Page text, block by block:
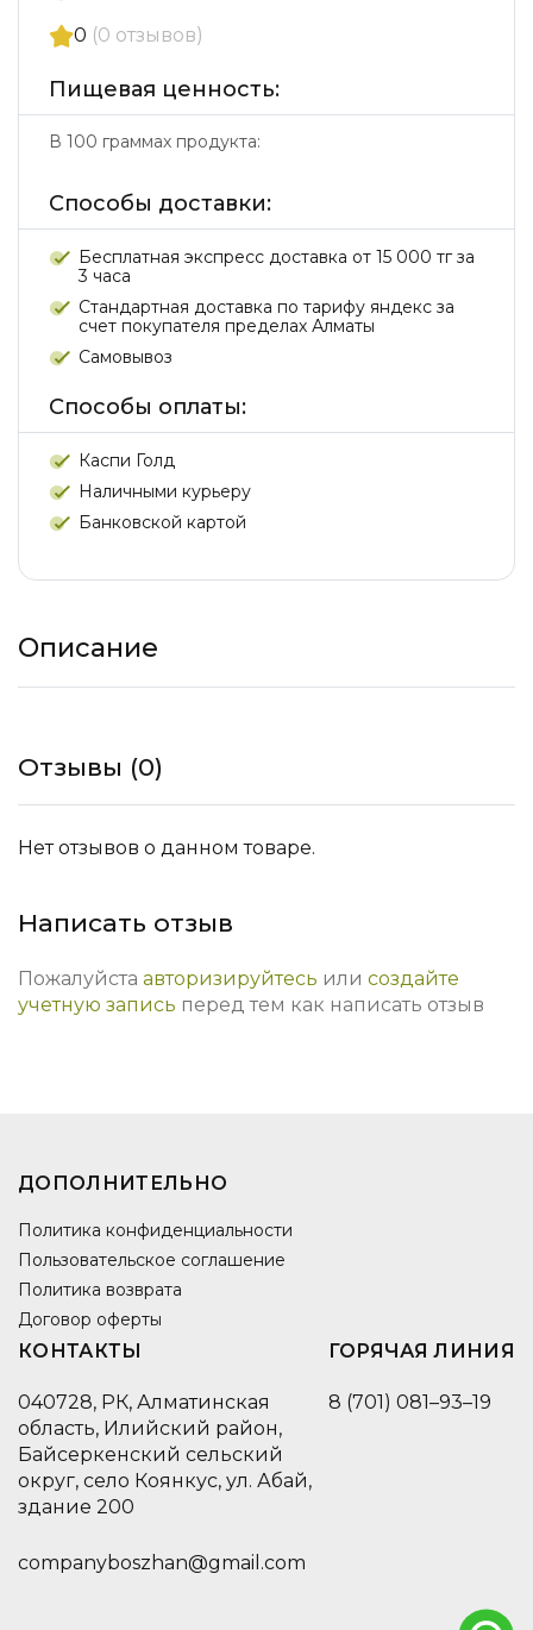
0 (0 отзывов)
Пищевая ценность:
В 100 граммах продукта:
Способы доставки:
Бесплатная экспресс доставка от 15 000 тг за
3 часа
Стандартная доставка по тарифу яндекс за
счет покупателя пределах Алматы
Самовывоз
Способы оплаты:
Каспи Голд
Наличными курьеру
Банковской картой
Описание
Отзывы (0)
Нет отзывов о данном товаре.
Написать отзыв
Пожалуйста авторизируйтесь или создайте
учетную запись перед тем как написать отзыв
ДОПОЛНИТЕЛЬНО
Политика конфиденциальности
Пользовательское соглашение
Политика возврата
Договор оферты
КОНТАКТЫ
040728, РК, Алматинская
область, Илийский район,
Байсеркенский сельский
округ, село Коянкус, ул. Абай,
здание 200
companyboszhan@gmail.com
ГОРЯЧАЯ ЛИНИЯ
8 (701) 081–93–19